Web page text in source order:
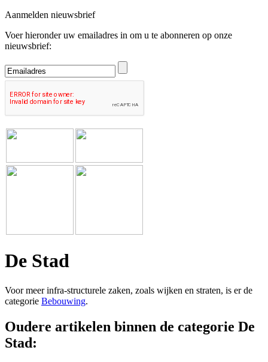
Aanmelden nieuwsbrief
Voer hieronder uw emailadres in om u te abonneren op onze
nieuwsbrief:
De Stad
Voor meer infra-structurele zaken, zoals wijken en straten, is er de
categorie Bebouwing.
Oudere artikelen binnen de categorie De
Stad: